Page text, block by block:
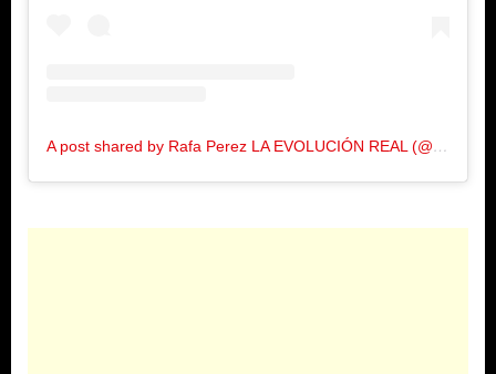
A post shared by Rafa Perez LA EVOLUCIÓN REAL (@rafaperezlaevolucion)